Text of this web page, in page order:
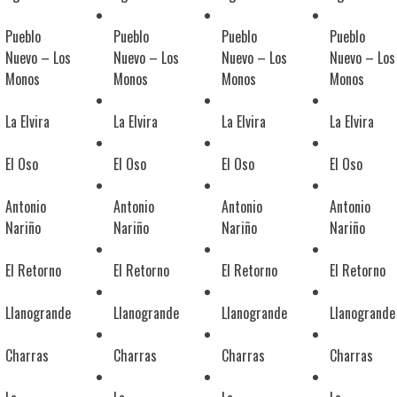
Pueblo
Nuevo – Los
Monos
La Elvira
El Oso
Antonio
Nariño
El Retorno
Llanogrande
Charras
Pueblo
Nuevo – Los
Monos
La Elvira
El Oso
Antonio
Nariño
El Retorno
Llanogrande
Charras
Pueblo
Nuevo – Los
Monos
La Elvira
El Oso
Antonio
Nariño
El Retorno
Llanogrande
Charras
Pueblo
Nuevo – Los
Monos
La Elvira
El Oso
Antonio
Nariño
El Retorno
Llanogrande
Charras